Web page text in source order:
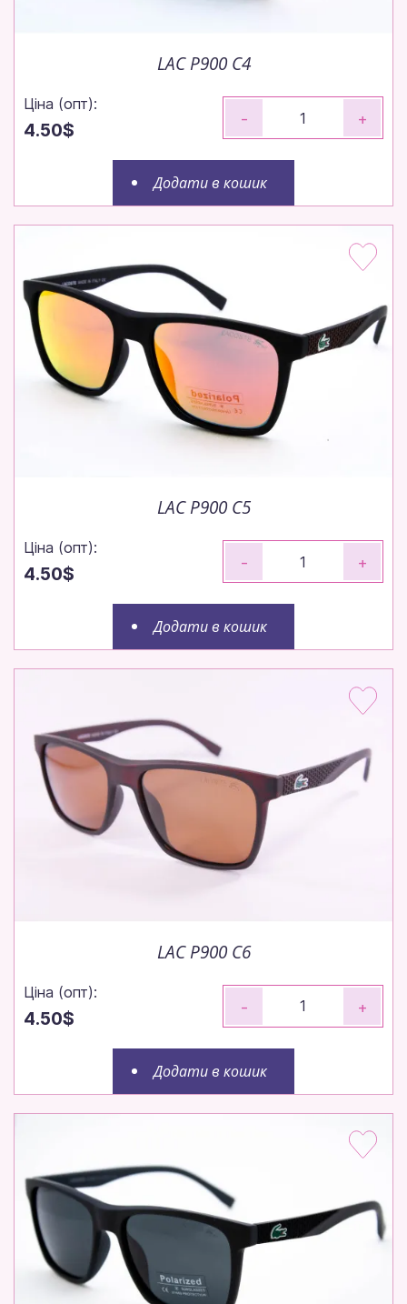
LAC P900 C4
Ціна (опт):
4.50$
- +
Додати в кошик
LAC P900 C5
Ціна (опт):
4.50$
- +
Додати в кошик
LAC P900 C6
Ціна (опт):
4.50$
- +
Додати в кошик
вас максимально швидко.
Щотижневі поповнення — залишайтеся в тренді
без пауз.
Зрозуміло